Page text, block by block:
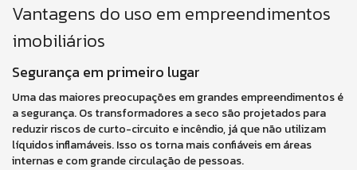
Vantagens do uso em empreendimentos
imobiliários
Segurança em primeiro lugar
Uma das maiores preocupações em grandes empreendimentos é
a segurança. Os transformadores a seco são projetados para
reduzir riscos de curto-circuito e incêndio, já que não utilizam
líquidos inflamáveis. Isso os torna mais confiáveis em áreas
internas e com grande circulação de pessoas.